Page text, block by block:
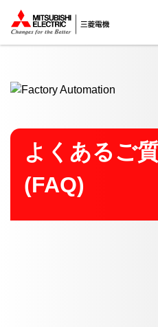
ここから本文
よくあるご
(FAQ)